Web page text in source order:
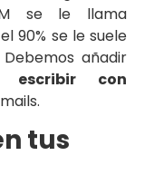
se le llama
90% se le suele
añadir
con
tus